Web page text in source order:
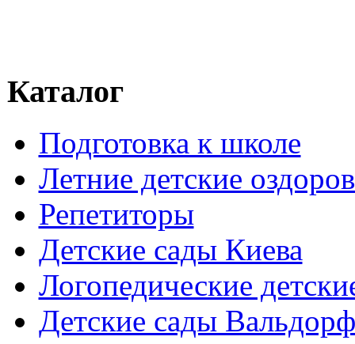
Каталог
Подготовка к школе
Летние детские
Репетиторы
Детские сады Киева
Логопедические
Детские сады